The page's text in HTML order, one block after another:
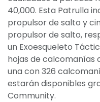
40,000. Esta Patrulla
propulsor de salto y
propulsor de salto,
un Exoesqueleto
hojas de calcomanías
una con 326
estarán disponibles
Community.